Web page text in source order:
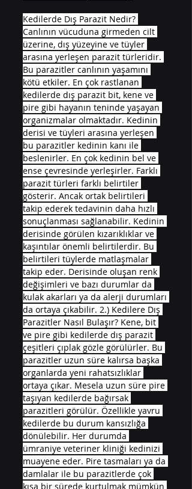
Kedilerde Dış Parazit Nedir?
Canlının vücuduna girmeden cilt
üzerine, dış yüzeyine ve tüyler
arasına yerleşen parazit türleridir.
Bu parazitler canlının yaşamını
kötü etkiler. En çok rastlanan
kedilerde dış parazit bit, kene ve
pire gibi hayanın teninde yaşayan
organizmalar olmaktadır. Kedinin
derisi ve tüyleri arasına yerleşen
bu parazitler kedinin kanı ile
beslenirler. En çok kedinin bel ve
ense çevresinde yerleşirler. Farklı
parazit türleri farklı belirtiler
gösterir. Ancak ortak belirtileri
takip ederek tedavinin daha hızlı
sonuçlanması sağlanabilir. Kedinin
derisinde görülen kızarıklıklar ve
kaşıntılar önemli belirtilerdir. Bu
belirtileri tüylerde matlaşmalar
takip eder. Derisinde oluşan renk
değişimleri ve bazı durumlar da
kulak akarları ya da alerji durumları
da ortaya çıkabilir. 2.) Kedilere Dış
Parazitler Nasıl Bulaşır? Kene, bit
ve pire gibi kedilerde dış parazit
çeşitleri çıplak gözle görülürler. Bu
parazitler uzun süre kalırsa başka
organlarda yeni rahatsızlıklar
ortaya çıkar. Mesela uzun süre pire
taşıyan kedilerde bağırsak
parazitleri görülür. Özellikle yavru
kedilerde bu durum kansızlığa
dönülebilir. Her durumda
ümraniye veteriner kliniği kedinizi
muayene eder. Pire tasmaları ya da
damlalar ile bu parazitlerde çok
kısa bir sürede kurtulmak mümkün